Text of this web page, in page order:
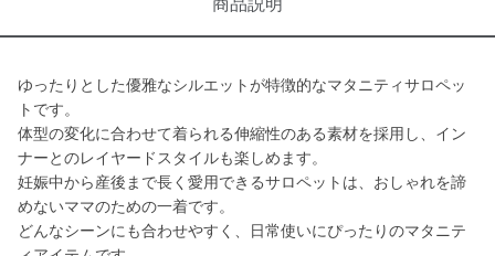
商品説明
ゆったりとした優雅なシルエットが特徴的なマタニティサロペッ
トです。
体型の変化に合わせて着られる伸縮性のある素材を採用し、イン
ナーとのレイヤードスタイルも楽しめます。
妊娠中から産後まで長く愛用できるサロペットは、おしゃれを諦
めないママのための一着です。
どんなシーンにも合わせやすく、日常使いにぴったりのマタニテ